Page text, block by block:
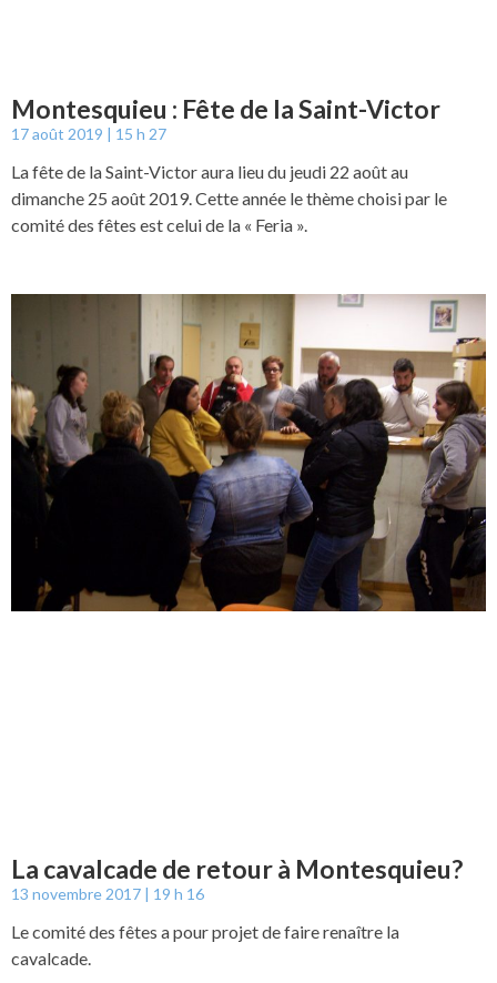
Montesquieu : Fête de la Saint-Victor
17 août 2019 15 h 27
La fête de la Saint-Victor aura lieu du jeudi 22 août au
dimanche 25 août 2019. Cette année le thème choisi par le
comité des fêtes est celui de la « Feria ».
La cavalcade de retour à Montesquieu?
13 novembre 2017 19 h 16
Le comité des fêtes a pour projet de faire renaître la
cavalcade.